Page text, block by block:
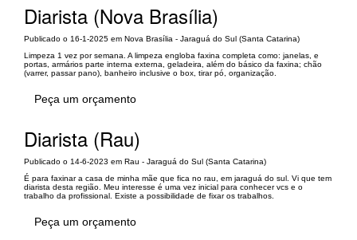
Diarista (Nova Brasília)
Publicado o 16-1-2025 em Nova Brasília - Jaraguá do Sul (Santa Catarina)
Limpeza 1 vez por semana. A limpeza engloba faxina completa como: janelas, e
portas, armários parte interna externa, geladeira, além do básico da faxina; chão
(varrer, passar pano), banheiro inclusive o box, tirar pó, organização.
Peça um orçamento
Diarista (Rau)
Publicado o 14-6-2023 em Rau - Jaraguá do Sul (Santa Catarina)
É para faxinar a casa de minha mãe que fica no rau, em jaraguá do sul. Vi que tem
diarista desta região. Meu interesse é uma vez inicial para conhecer vcs e o
trabalho da profissional. Existe a possibilidade de fixar os trabalhos.
Peça um orçamento